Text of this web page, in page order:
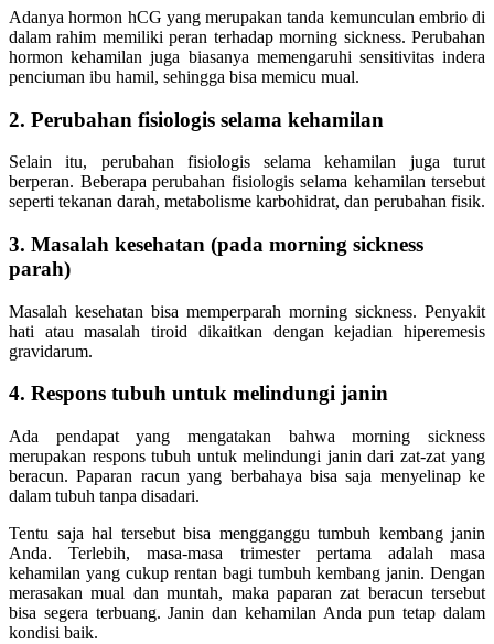
Adanya hormon hCG yang merupakan tanda kemunculan embrio di
dalam rahim memiliki peran terhadap morning sickness. Perubahan
hormon kehamilan juga biasanya memengaruhi sensitivitas indera
penciuman ibu hamil, sehingga bisa memicu mual.
2. Perubahan fisiologis selama kehamilan
Selain itu, perubahan fisiologis selama kehamilan juga turut
berperan. Beberapa perubahan fisiologis selama kehamilan tersebut
seperti tekanan darah, metabolisme karbohidrat, dan perubahan fisik.
3. Masalah kesehatan (pada morning sickness
parah)
Masalah kesehatan bisa memperparah morning sickness. Penyakit
hati atau masalah tiroid dikaitkan dengan kejadian hiperemesis
gravidarum.
4. Respons tubuh untuk melindungi janin
Ada pendapat yang mengatakan bahwa morning sickness
merupakan respons tubuh untuk melindungi janin dari zat-zat yang
beracun. Paparan racun yang berbahaya bisa saja menyelinap ke
dalam tubuh tanpa disadari.
Tentu saja hal tersebut bisa mengganggu tumbuh kembang janin
Anda. Terlebih, masa-masa trimester pertama adalah masa
kehamilan yang cukup rentan bagi tumbuh kembang janin. Dengan
merasakan mual dan muntah, maka paparan zat beracun tersebut
bisa segera terbuang. Janin dan kehamilan Anda pun tetap dalam
kondisi baik.